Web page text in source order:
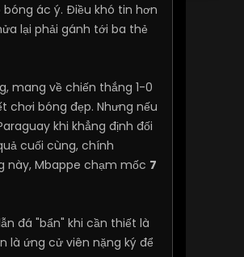
bóng ác ý. Điều khó tin hơn
lại phải gánh tới ba thẻ
mang về chiến thắng 1-0
chơi bóng đẹp. Nhưng nếu
khi khẳng định đối
cuối cùng, chính
này, Mbappe chạm mốc 7
đá "bẩn" khi cần thiết là
là ứng cử viên nặng ký để